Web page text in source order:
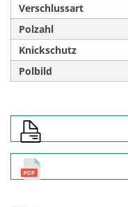
Verschlussart
Polzahl
Knickschutz
Polbild